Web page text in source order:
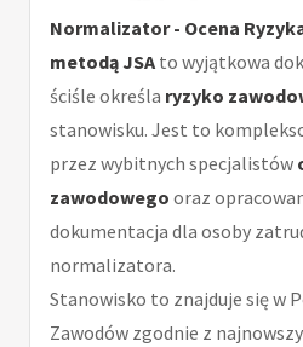
Normalizator - Ocena
metodą JSA to wyjątkowa
ściśle określa ryzyko
stanowisku. Jest to
przez wybitnych specjalistów
zawodowego oraz
dokumentacja dla osoby
normalizatora.
Stanowisko to znajduje się w
Zawodów zgodnie z